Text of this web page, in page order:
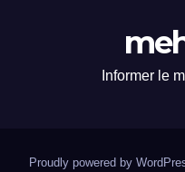
Informer le
Proudly powered by